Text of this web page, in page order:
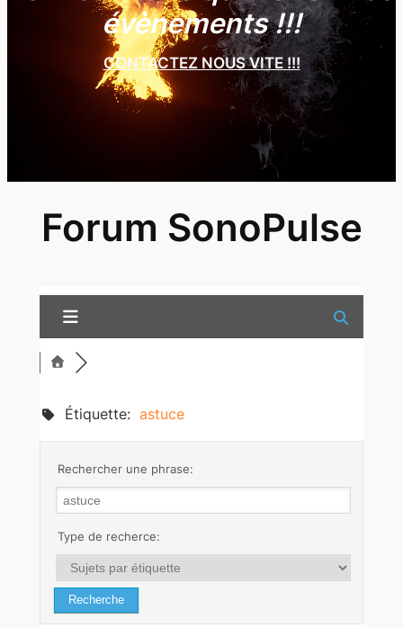
évènements !!!
CONTACTEZ NOUS VITE !!!
Forum SonoPulse
Étiquette: astuce
Rechercher une phrase:
Type de recherce: